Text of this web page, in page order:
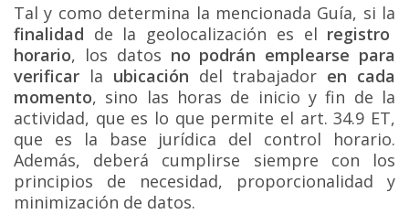
Tal y como determina la mencionada Guía, si la
finalidad de la geolocalización es el registro
horario, los datos no podrán emplearse para
verificar la ubicación del trabajador en cada
momento, sino las horas de inicio y fin de la
actividad, que es lo que permite el art. 34.9 ET,
que es la base jurídica del control horario.
Además, deberá cumplirse siempre con los
principios de necesidad, proporcionalidad y
minimización de datos.